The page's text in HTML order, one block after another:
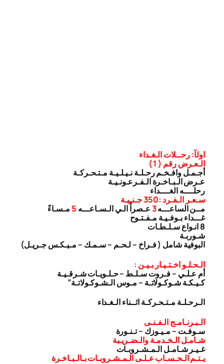
اولآ: رحــلات الـغـداء
الـعـرض رقم ( 1 )
أجـمـل وافـخـم رحـلـة نـيـلـيـة مـتـحـركـة
عـرض الـبـاخـرة الـفـرعـونـيـة
رحلــــه الغــــداء
سـعـر الـفـرد :350 جـنـيـة
مــن الساعـــه3عـصراً الـي الـسـاعـــه 5 مـسـاءً
غـــداء بـوفـيـة مـفـتـوح
8 انـواع سـلـطـات
شـوربـة
البوفية شامل ( فـراخ – لـحـم – سـمـك – مـيـكـس جـريـل)
الـحـلـو اخـتـيـار بـيـن :
أم عـلـي – فـروت سـلـط – حـلـويـات شـرقـيـة
كـيـكـة شـوكـولاتـة – مـوس الـشـوكـولاتـة”
الـرحـلـة مـتـحـركـة اثــناء الـغـداء
الـبـرنـامـج الـفـنـى
سـوفـت – مـيـوزك – تـنـورة
شـامـل الـخـدمـة والـضـريـبة
غـيـر شـامـل الـمـشـروبـات
يـتـم الـحـسـاب عـلـى الـمـشـروبـات بـالـبـاخـرة